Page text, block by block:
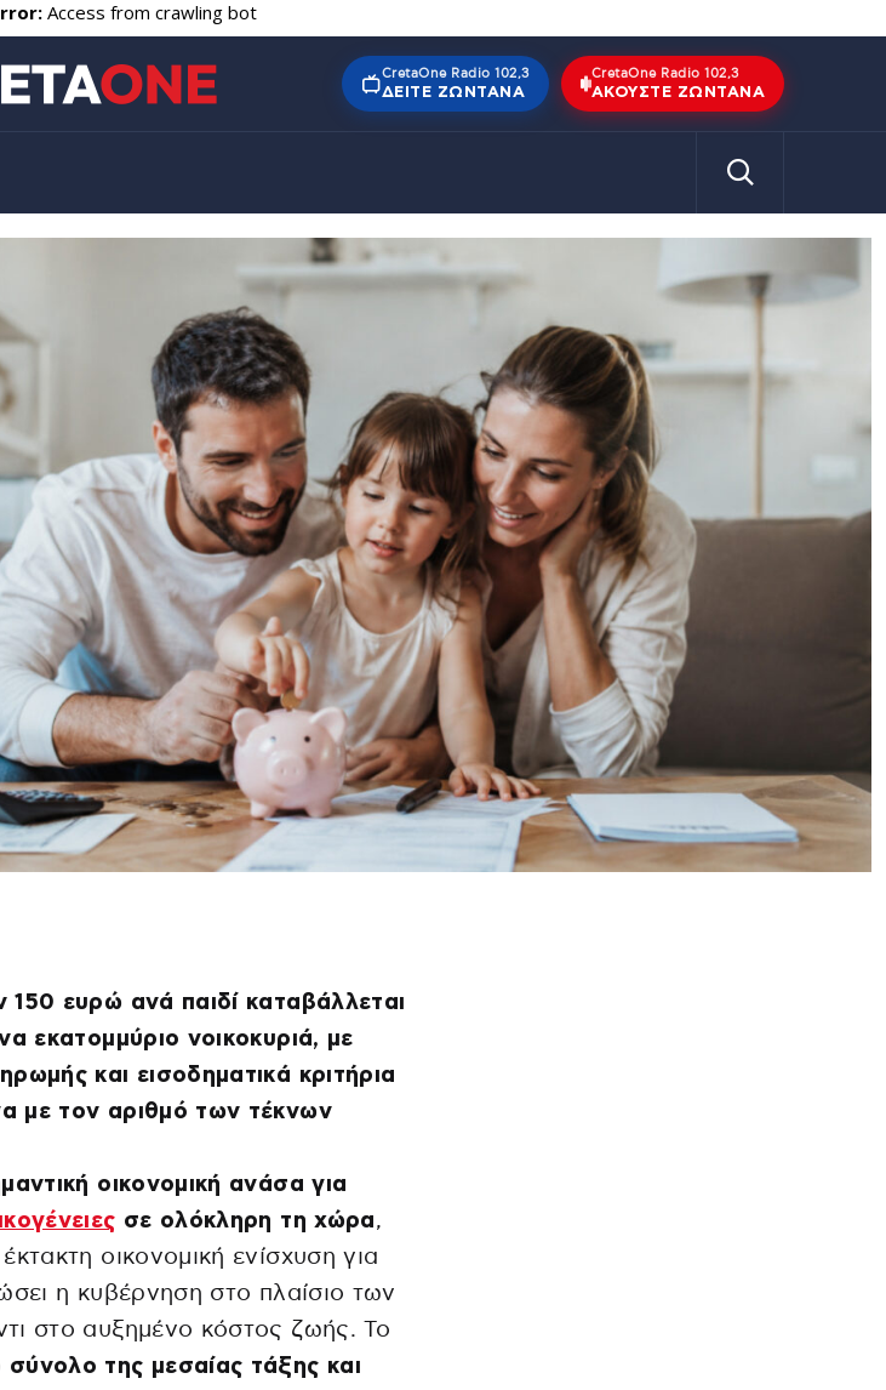
CretaOne Radio 102,3
ΔΕΊΤΕ ΖΩΝΤΑΝΆ
CretaOne Radio 102,3
ΑΚΟΎΣΤΕ ΖΩΝΤΑΝΆ
150 ευρώ ανά παιδί καταβάλλεται
εκατομμύριο νοικοκυριά, με
και εισοδηματικά κριτήρια
με τον αριθμό των τέκνων
οικονομική ανάσα για
σε ολόκληρη τη χώρα,
οικονομική ενίσχυση για
η κυβέρνηση στο πλαίσιο των
στο αυξημένο κόστος ζωής. Το
σύνολο της μεσαίας τάξης και